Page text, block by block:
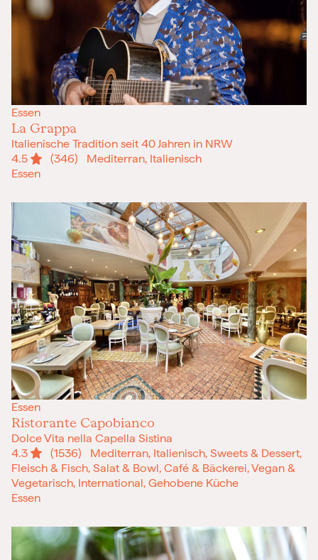
Essen
La Grappa
Italienische Tradition seit 40 Jahren in NRW
4.5
(346) Mediterran, Italienisch
Essen
Essen
Ristorante Capobianco
Dolce Vita nella Capella Sistina
4.3
(1536) Mediterran, Italienisch, Sweets & Dessert,
Fleisch & Fisch, Salat & Bowl, Café & Bäckerei, Vegan &
Vegetarisch, International, Gehobene Küche
Essen